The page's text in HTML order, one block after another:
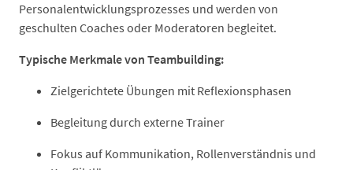
Personalentwicklungsprozesses und werden von
geschulten Coaches oder Moderatoren begleitet.
Typische Merkmale von Teambuilding:
Zielgerichtete Übungen mit Reflexionsphasen
Begleitung durch externe Trainer
Fokus auf Kommunikation, Rollenverständnis und